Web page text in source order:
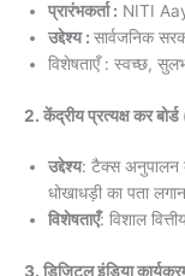
प्रारंभकर्ता : NITI
उद्देश्य : सार्वजनिक
विशेषताएँ : स्वच्छ,
2. केंद्रीय प्रत्यक्ष कर
उद्देश्य: टैक्स अनुपालन
धोखाधड़ी का पता
विशेषताएँ: विशाल
3. डिजिटल इंडिया